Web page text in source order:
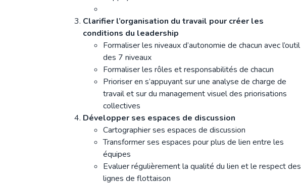
Clarifier l’organisation du travail pour créer les
conditions du leadership
Formaliser les niveaux d’autonomie de chacun avec l’outil
des 7 niveaux
Formaliser les rôles et responsabilités de chacun
Prioriser en s’appuyant sur une analyse de charge de
travail et sur du management visuel des priorisations
collectives
Développer ses espaces de discussion
Cartographier ses espaces de discussion
Transformer ses espaces pour plus de lien entre les
équipes
Evaluer régulièrement la qualité du lien et le respect des
lignes de flottaison